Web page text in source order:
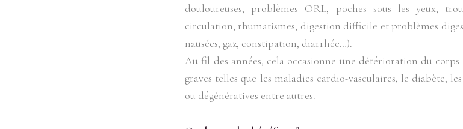
douloureuses, problèmes ORL, poches sous les yeux,
circulation, rhumatismes, digestion difficile et problèmes
nausées, gaz, constipation, diarrhée…).
Au fil des années, cela occasionne une détérioration du
graves telles que les maladies cardio-vasculaires, le diabète,
ou dégénératives entre autres.